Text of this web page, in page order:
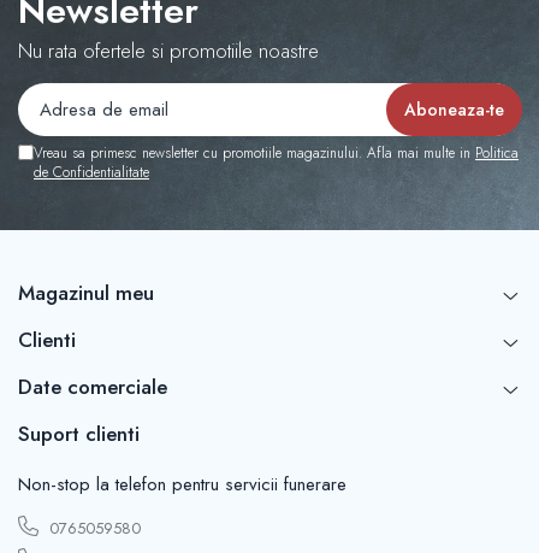
Newsletter
Nu rata ofertele si promotiile noastre
Vreau sa primesc newsletter cu promotiile magazinului. Afla mai multe in Politica
de Confidentialitate
Magazinul meu
Clienti
Date comerciale
Suport clienti
Non-stop la telefon pentru servicii funerare
0765059580